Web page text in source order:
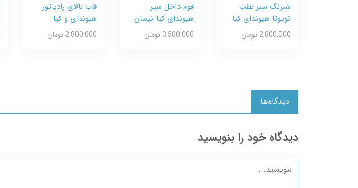
شبرنگ سپر عقب
تویوتا هیوندای کیا
2,800,000 تومان
فوم داخل سپر
هیوندای کیا نیسان
3,500,000 تومان
قاب بالای رادیاتور
هیوندای و کیا
2,800,000 تومان
دیدگاه‌ها
دیدگاه خود را بنویسید